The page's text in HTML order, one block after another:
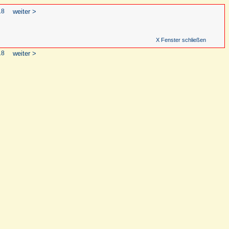
weiter >
X Fenster schließen
weiter >